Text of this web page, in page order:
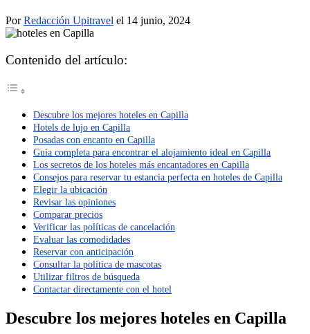
PorRedacción Upitravel el 14 junio, 2024
Contenido del artículo:
Descubre los mejores hoteles en Capilla
Hotels de lujo en Capilla
Posadas con encanto en Capilla
Guía completa para encontrar el alojamiento ideal en Capilla
Los secretos de los hoteles más encantadores en Capilla
Consejos para reservar tu estancia perfecta en hoteles de Capilla
Elegir la ubicación
Revisar las opiniones
Comparar precios
Verificar las políticas de cancelación
Evaluar las comodidades
Reservar con anticipación
Consultar la política de mascotas
Utilizar filtros de búsqueda
Contactar directamente con el hotel
Descubre los mejores hoteles en Capilla